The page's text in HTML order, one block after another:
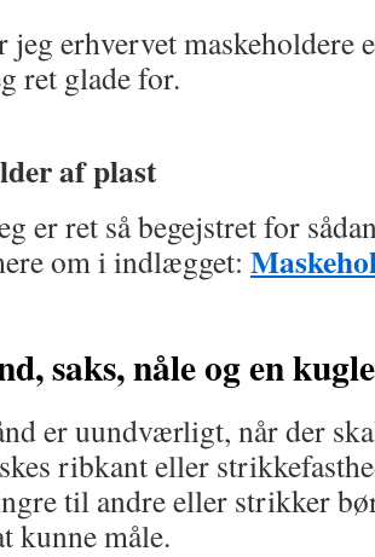
jeg erhvervet maskeholdere
ret glade for.
af plast
er ret så begejstret for
om i indlægget:
saks, nåleog en
er uundværligt, når der
ribkant eller
til andre eller strikker
kunne måle.